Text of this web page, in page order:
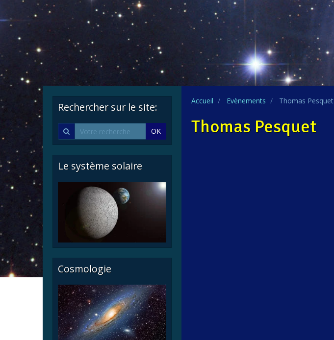
Accueil Evènements Thomas Pesquet
Thomas Pesquet
Rechercher sur le site:
OK
Le système solaire
Cosmologie